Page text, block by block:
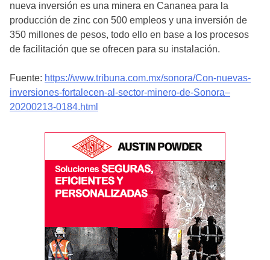
nueva inversión es una minera en Cananea para la
producción de zinc con 500 empleos y una inversión de
350 millones de pesos, todo ello en base a los procesos
de facilitación que se ofrecen para su instalación.
Fuente: https://www.tribuna.com.mx/sonora/Con-nuevas-
inversiones-fortalecen-al-sector-minero-de-Sonora–
20200213-0184.html